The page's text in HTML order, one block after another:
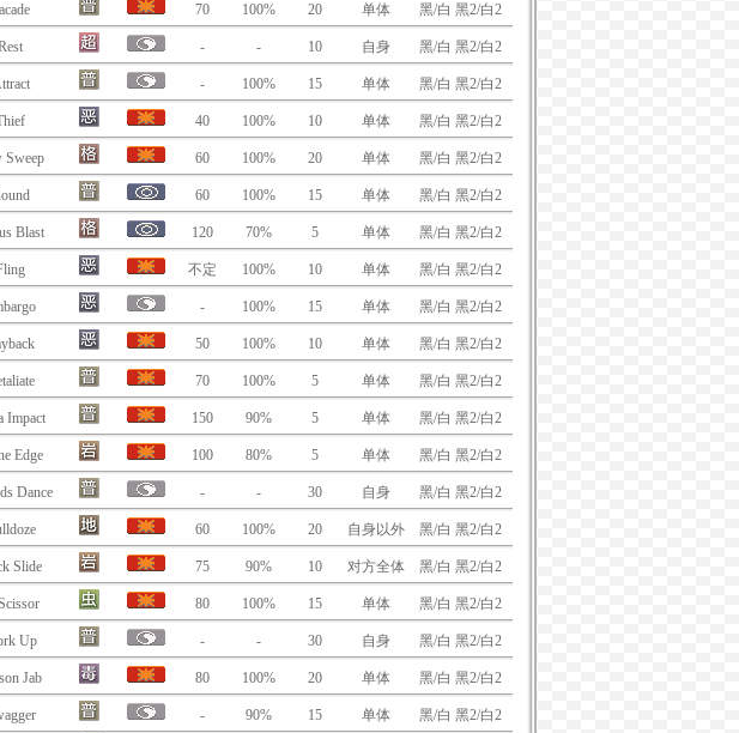
70 100% 20 单体 黑/白 黑2/白2
- - 10 自身 黑/白 黑2/白2
- 100% 15 单体 黑/白 黑2/白2
40 100% 10 单体 黑/白 黑2/白2
Sweep 60 100% 20 单体 黑/白 黑2/白2
60 100% 15 单体 黑/白 黑2/白2
Blast 120 70% 5 单体 黑/白 黑2/白2
不定 100% 10 单体 黑/白 黑2/白2
- 100% 15 单体 黑/白 黑2/白2
50 100% 10 单体 黑/白 黑2/白2
70 100% 5 单体 黑/白 黑2/白2
Impact 150 90% 5 单体 黑/白 黑2/白2
Edge 100 80% 5 单体 黑/白 黑2/白2
Dance - - 30 自身 黑/白 黑2/白2
60 100% 20 自身以外 黑/白 黑2/白2
Slide 75 90% 10 对方全体 黑/白 黑2/白2
80 100% 15 单体 黑/白 黑2/白2
Up - - 30 自身 黑/白 黑2/白2
Jab 80 100% 20 单体 黑/白 黑2/白2
- 90% 15 单体 黑/白 黑2/白2